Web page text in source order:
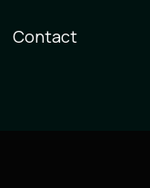
Contact